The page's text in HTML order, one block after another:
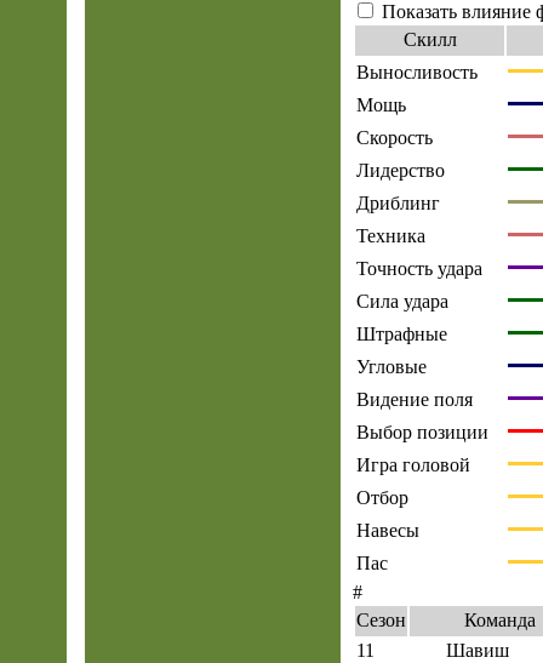
Показать влияние
Скилл
Выносливость
Мощь
Скорость
Лидерство
Дриблинг
Техника
Точность удара
Сила удара
Штрафные
Угловые
Видение поля
Выбор позиции
Игра головой
Отбор
Навесы
Пас
#
Сезон
Команда
11
Шавиш